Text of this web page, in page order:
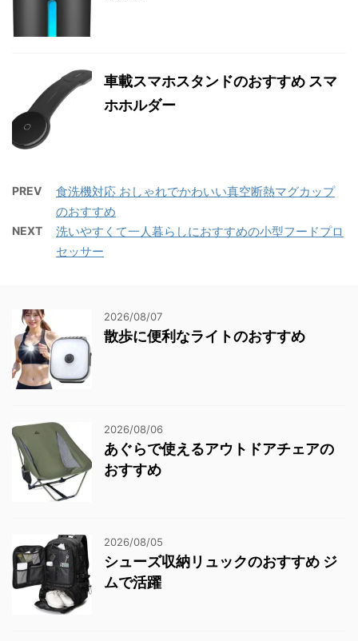
車載スマホスタンドのおすすめ スマ
ホホルダー
PREV
食洗機対応 おしゃれでかわいい真空断熱マグカップ
のおすすめ
NEXT
洗いやすくて一人暮らしにおすすめの小型フードプロ
セッサー
2026/08/07
散歩に便利なライトのおすすめ
2026/08/06
あぐらで使えるアウトドアチェアの
おすすめ
2026/08/05
シューズ収納リュックのおすすめ ジ
ムで活躍